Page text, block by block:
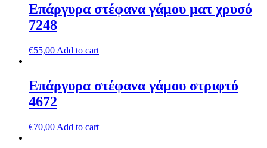
Επάργυρα στέφανα γάμου ματ χρυσό
7248
€55,00 Add to cart
Επάργυρα στέφανα γάμου στριφτό
4672
€70,00 Add to cart